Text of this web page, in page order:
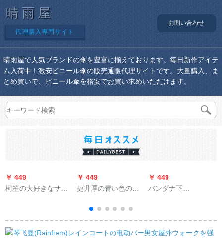
晴雨屋
代理購入専門サイト
お問い合わせ
晴雨屋で人気ブランドの傘を豊富に揃えております。毎日新作アイテ
ム入荷中！激安ビニール傘の販売通販代理サイトです。大量購入、ま
とめ買いで、ビニール傘を格安でお買い求めいただけます。
￥ 449
柯笙の大好きなサズ
店を広げます。
￥ 449
捷升厚の青い色の防
布の帆布PVC防水の
雨ほろの布の油布の
トラックの日よけの
￥ 449
バンダナ下
りたみの伞晴雨兼用
ミニブロック伞シリ